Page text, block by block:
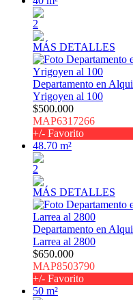
2
MÁS DETALLES
Departamento en
Yrigoyen al 100
$500.000
MAP6317266
+/- Favorito
48.70 m²
2
MÁS DETALLES
Departamento en
Larrea al 2800
$650.000
MAP8503790
+/- Favorito
50 m²